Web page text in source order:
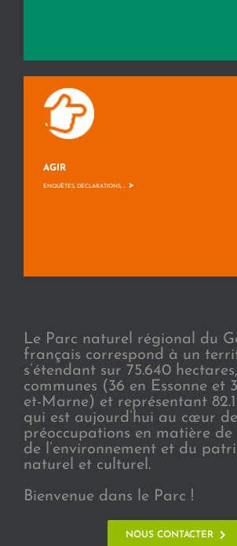
AGIR
ENQUÊTES, DÉCLARATIONS, ... >
Le Parc naturel régional du
français correspond à un
s’étendant sur 75.640
communes (36 en Essonne et
et-Marne) et représentant
qui est aujourd’hui au cœur
préoccupations en matière
de l’environnement et du
naturel et culturel.
Bienvenue dans le Parc !
NOUS CONTACTER